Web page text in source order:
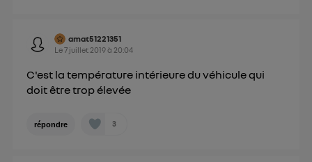
amat51221351
Le7 juillet 2019à 20:04
C'est la température intérieure du véhicule qui
doit être trop élevée
répondre 3